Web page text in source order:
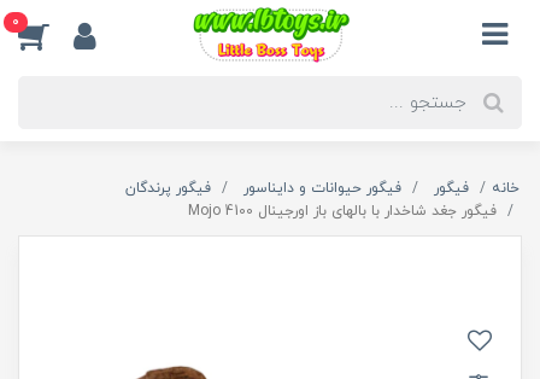
0
خانه فیگور فیگور حیوانات و دایناسور
فیگور پرندگان
فیگور جغد شاخدار با بالهای باز اورجینال 4100 Mojo